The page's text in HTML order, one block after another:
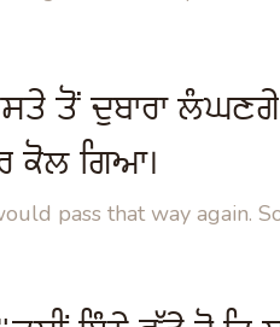
ਤੋਂ ਦੁਬਾਰਾ
ਕੋਲ ਗਿਆ।
pass that way again.